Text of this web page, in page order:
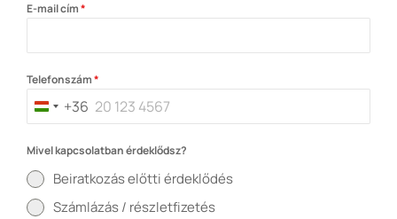
E-mail cím*
Telefonszám*
Hungary
+36
+36
Mivel kapcsolatban érdeklődsz?
Beiratkozás előtti érdeklődés
Számlázás / részletfizetés